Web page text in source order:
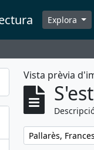
Explora
Vista prèvia
Remove filter:
Pallarès,